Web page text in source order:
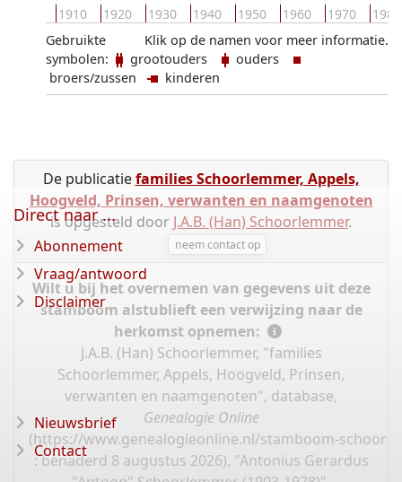
1910 1920 1930 1940 1950 1960 1970 1980
Klik op de namen voor meer informatie.
Gebruikte
symbolen:
grootouders
ouders
broers/zussen
kinderen
De publicatiefamilies Schoorlemmer, Appels,
Hoogveld, Prinsen, verwanten en naamgenoten
is opgesteld door J.A.B. (Han) Schoorlemmer.
neem contact op
Wilt u bij het overnemen van gegevens uit deze
stamboom alstublieft een verwijzing naar de
herkomst opnemen:
J.A.B. (Han) Schoorlemmer, "families
Schoorlemmer, Appels, Hoogveld, Prinsen,
verwanten en naamgenoten", database,
Genealogie Online
(https://www.genealogieonline.nl/stamboom-
: benaderd 8 augustus 2026), "Antonius Gerardus
Direct naar ...
Abonnement
Vraag/antwoord
Disclaimer
Nieuwsbrief
Contact